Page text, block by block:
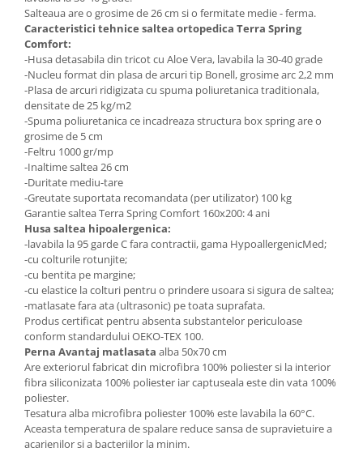
Salteaua are o grosime de 26 cm si o fermitate medie - ferma.
Caracteristici tehnice saltea ortopedica Terra Spring
Comfort:
-Husa detasabila din tricot cu Aloe Vera, lavabila la 30-40 grade
-Nucleu format din plasa de arcuri tip Bonell, grosime arc 2,2 mm
-Plasa de arcuri ridigizata cu spuma poliuretanica traditionala,
densitate de 25 kg/m2
-Spuma poliuretanica ce incadreaza structura box spring are o
grosime de 5 cm
-Feltru 1000 gr/mp
-Inaltime saltea 26 cm
-Duritate mediu-tare
-Greutate suportata recomandata (per utilizator) 100 kg
Garantie saltea Terra Spring Comfort 160x200: 4 ani
Husa saltea hipoalergenica:
-lavabila la 95 garde C fara contractii, gama HypoallergenicMed;
-cu colturile rotunjite;
-cu bentita pe margine;
-cu elastice la colturi pentru o prindere usoara si sigura de saltea;
-matlasate fara ata (ultrasonic) pe toata suprafata.
Produs certificat pentru absenta substantelor periculoase
conform standardului OEKO-TEX 100.
Perna Avantaj matlasata alba 50x70 cm
Are exteriorul fabricat din microfibra 100% poliester si la interior
fibra siliconizata 100% poliester iar captuseala este din vata 100%
poliester.
Tesatura alba microfibra poliester 100% este lavabila la 60°C.
Aceasta temperatura de spalare reduce sansa de supravietuire a
acarienilor si a bacteriilor la minim.